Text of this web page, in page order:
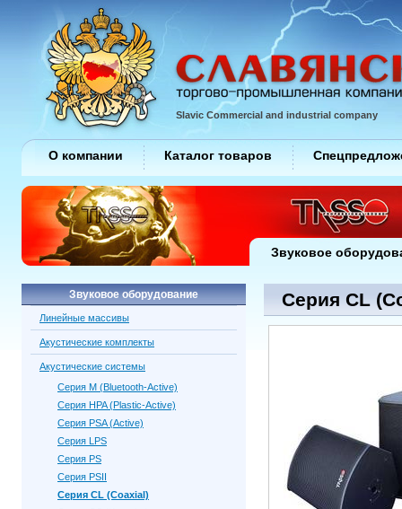
Серия CL
Звуковое оборудование
Линейные массивы
Акустические комплекты
Акустические системы
Серия M (Bluetooth-Active)
Серия HPA (Plastic-Active)
Серия PSA (Active)
Серия LPS
Серия PS
Серия PSII
Серия CL (Coaxial)
Slavic Commercial and industrial company
О компании Каталог товаров
Звуковое